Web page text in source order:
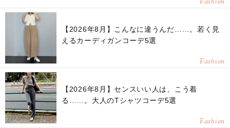
【2026年8月】こんなに違うんだ……。若く見
えるカーディガンコーデ5選
Fashion
【2026年8月】センスいい人は、こう着
る……。大人のTシャツコーデ5選
Fashion